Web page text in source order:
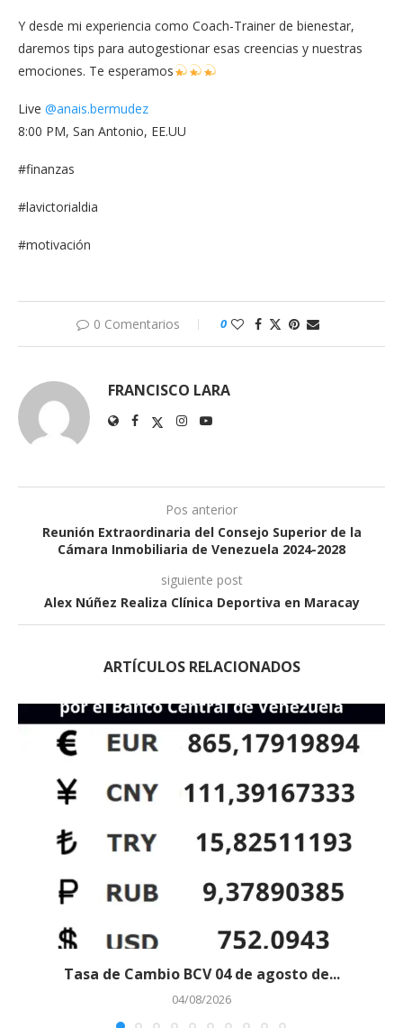
Y desde mi experiencia como Coach-Trainer de bienestar,
daremos tips para autogestionar esas creencias y nuestras
emociones. Te esperamos
Live @anais.bermudez
8:00 PM, San Antonio, EE.UU
#finanzas
#lavictorialdia
#motivación
0 Comentarios 0
FRANCISCO LARA
Pos anterior
Reunión Extraordinaria del Consejo Superior de la
Cámara Inmobiliaria de Venezuela 2024-2028
siguiente post
Alex Núñez Realiza Clínica Deportiva en Maracay
ARTÍCULOS RELACIONADOS
Tasa de Cambio BCV 04 de agosto de...
04/08/2026